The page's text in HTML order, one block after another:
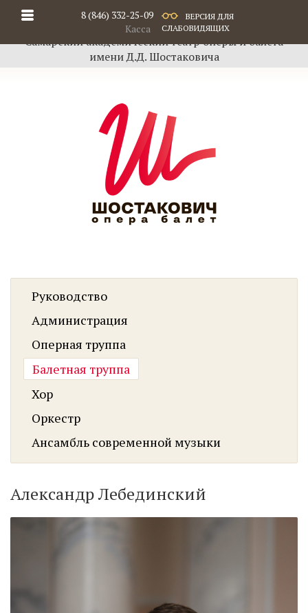
8 (846) 332-25-09
Касса
ВЕРСИЯ ДЛЯ
СЛАБОВИДЯЩИХ
Самарский академический театр оперы и балета
имени Д.Д. Шостаковича
Руководство
Администрация
Оперная труппа
Балетная труппа
Хор
Оркестр
Ансамбль современной музыки
Александр Лебединский